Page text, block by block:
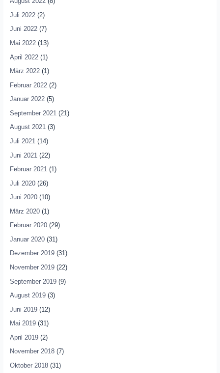
Juli 2022(2)
Juni 2022(7)
Mai 2022(13)
April 2022(1)
März 2022(1)
Februar 2022(2)
Januar 2022(5)
September 2021 (21)
August 2021(3)
Juli 2021 (14)
Juni 2021 (22)
Februar 2021(1)
Juli 2020(26)
Juni 2020(10)
März 2020(1)
Februar 2020(29)
Januar 2020(31)
Dezember 2019(31)
November 2019(22)
September 2019(9)
August 2019(3)
Juni 2019(12)
Mai 2019(31)
April 2019(2)
November 2018(7)
Oktober 2018(31)